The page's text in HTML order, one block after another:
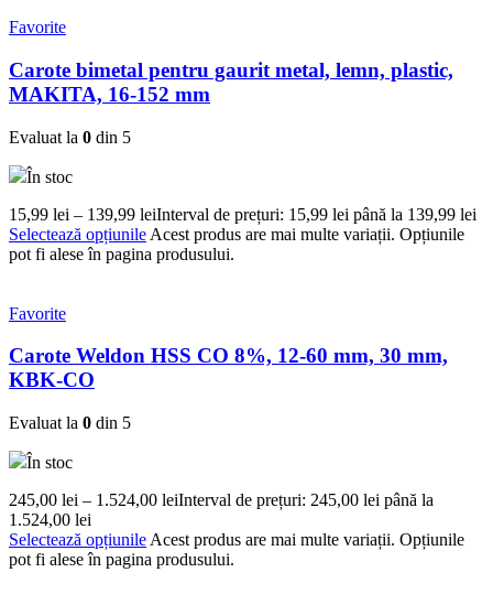
Favorite
Carote bimetal pentru gaurit metal, lemn, plastic,
MAKITA, 16-152 mm
Evaluat la 0 din 5
În stoc
15,99 lei – 139,99 leiInterval de prețuri: 15,99 lei până la 139,99 lei
Selectează opțiunile Acest produs are mai multe variații. Opțiunile
pot fi alese în pagina produsului.
Favorite
Carote Weldon HSS CO 8%, 12-60 mm, 30 mm,
KBK-CO
Evaluat la 0 din 5
În stoc
245,00 lei – 1.524,00 leiInterval de prețuri: 245,00 lei până la
1.524,00 lei
Selectează opțiunile Acest produs are mai multe variații. Opțiunile
pot fi alese în pagina produsului.